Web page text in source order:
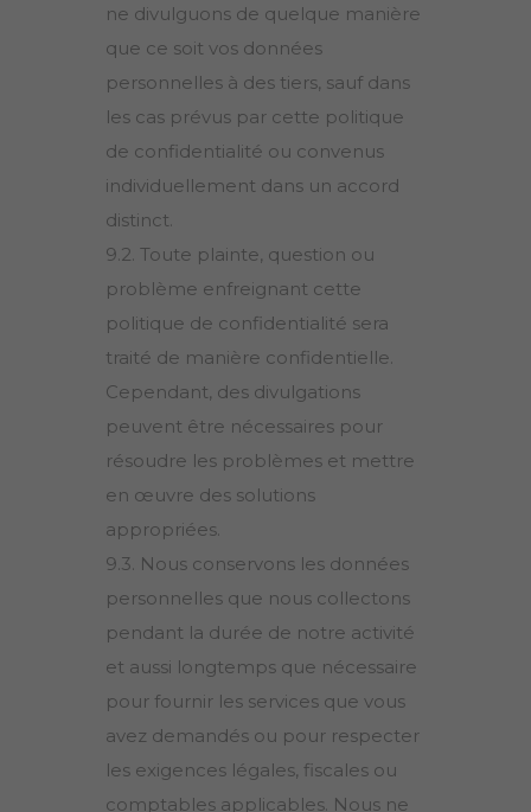
ne divulguons de quelque manière
que ce soit vos données
personnelles à des tiers, sauf dans
les cas prévus par cette politique
de confidentialité ou convenus
individuellement dans un accord
distinct.
9.2. Toute plainte, question ou
problème enfreignant cette
politique de confidentialité sera
traité de manière confidentielle.
Cependant, des divulgations
peuvent être nécessaires pour
résoudre les problèmes et mettre
en œuvre des solutions
appropriées.
9.3. Nous conservons les données
personnelles que nous collectons
pendant la durée de notre activité
et aussi longtemps que nécessaire
pour fournir les services que vous
avez demandés ou pour respecter
les exigences légales, fiscales ou
comptables applicables. Nous ne